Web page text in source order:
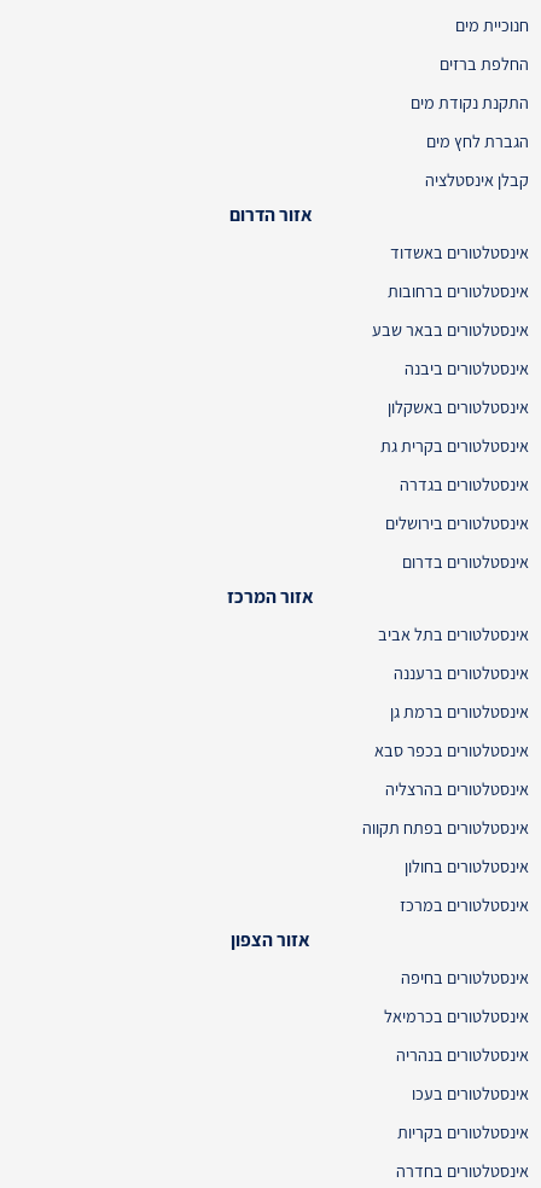
חנוכיית מים
החלפת ברזים
התקנת נקודת מים
הגברת לחץ מים
קבלן אינסטלציה
אזור הדרום
אינסטלטורים באשדוד
אינסטלטורים ברחובות
אינסטלטורים בבאר שבע
אינסטלטורים ביבנה
אינסטלטורים באשקלון
אינסטלטורים בקרית גת
אינסטלטורים בגדרה
אינסטלטורים בירושלים
אינסטלטורים בדרום
אזור המרכז
אינסטלטורים בתל אביב
אינסטלטורים ברעננה
אינסטלטורים ברמת גן
אינסטלטורים בכפר סבא
אינסטלטורים בהרצליה
אינסטלטורים בפתח תקווה
אינסטלטורים בחולון
אינסטלטורים במרכז
אזור הצפון
אינסטלטורים בחיפה
אינסטלטורים בכרמיאל
אינסטלטורים בנהריה
אינסטלטורים בעכו
אינסטלטורים בקריות
אינסטלטורים בחדרה